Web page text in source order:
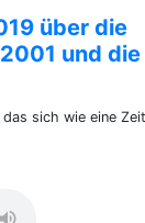
über die
und die
sich wie eine